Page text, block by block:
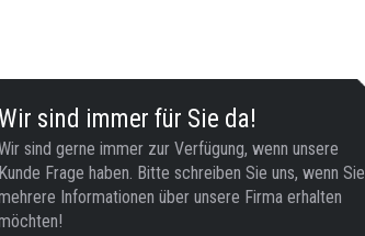
sind immer für Sie da!
sind gerne immer zur Verfügung, wenn unsere
Kunde Frage haben. Bitte schreiben Sie uns, wenn Sie
Informationen über unsere Firma erhalten